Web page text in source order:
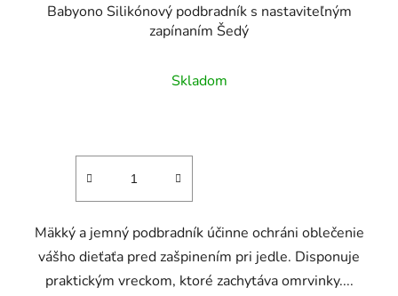
Babyono Silikónový podbradník s nastaviteľným
zapínaním Šedý
Skladom
Mäkký a jemný podbradník účinne ochráni oblečenie
vášho dieťaťa pred zašpinením pri jedle. Disponuje
praktickým vreckom, ktoré zachytáva omrvinky....